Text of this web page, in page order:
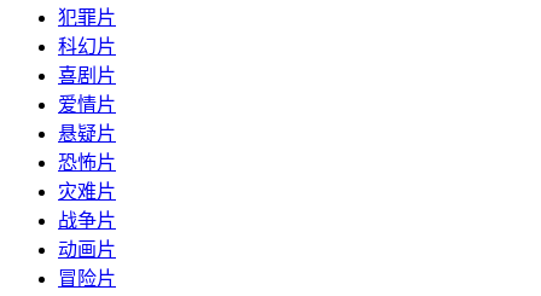
犯罪片
科幻片
喜剧片
爱情片
悬疑片
恐怖片
灾难片
战争片
动画片
冒险片